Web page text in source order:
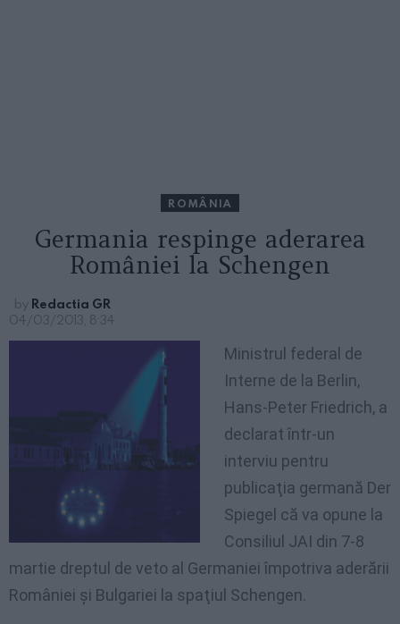
ROMÂNIA
Germania respinge aderarea
României la Schengen
by Redactia GR
04/03/2013, 8:34
Ministrul federal de
Interne de la Berlin,
Hans-Peter Friedrich, a
declarat într-un
interviu pentru
publicaţia germană Der
Spiegel că va opune la
Consiliul JAI din 7-8
martie dreptul de veto al Germaniei împotriva aderării
României şi Bulgariei la spaţiul Schengen.